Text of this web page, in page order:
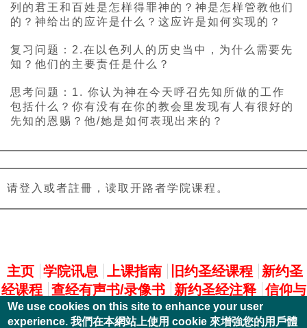
列的君王和百姓是怎样得罪神的？神是怎样管教他们
的？神给出的应许是什么？这应许是如何实现的？
复习问题：2.在以色列人的历史当中，为什么需要先
知？他们的主要责任是什么？
思考问题：1. 你认为神在今天呼召先知所做的工作
包括什么？你有没有在你的教会里发现有人有很好的
先知的恩赐？他/她是如何表现出来的？
请登入或者註冊，读取开路者学院课程。
主選單
主页 学院讯息 上课指南 旧约圣经课程
新约圣
经课程
查经有声书/录像书 新约圣经注释 信仰与
实践
We use cookies on this site to enhance your user
experience. 我們在本網站上使用 cookie 來增強您的用戶體